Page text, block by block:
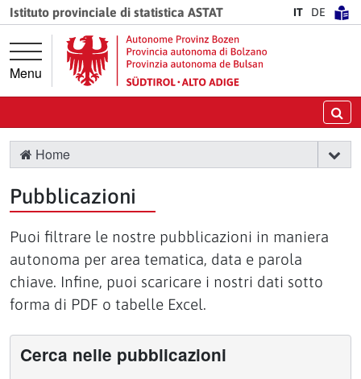
Vai direttamente alla navigazione principale
Vai al contenuto principale
Istituto provinciale di statistica ASTAT IT DE
Menu
Home
Pubblicazioni
Puoi filtrare le nostre pubblicazioni in maniera
autonoma per area tematica, data e parola
chiave. Infine, puoi scaricare i nostri dati sotto
forma di PDF o tabelle Excel.
Cerca nelle pubblicazioni